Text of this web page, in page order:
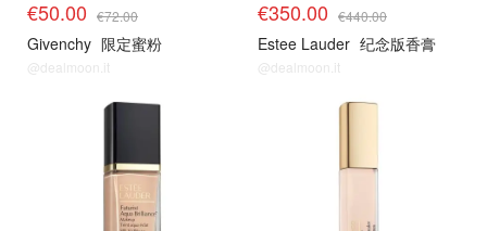
€50.00 €72.00
Givenchy 限定蜜粉
@dealmoon.it
€350.00 €440.00
Estee Lauder 纪念版香膏
@dealmoon.it